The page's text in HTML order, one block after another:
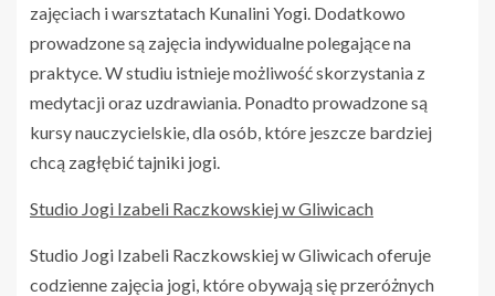
zajęciach i warsztatach Kunalini Yogi. Dodatkowo
prowadzone są zajęcia indywidualne polegające na
praktyce. W studiu istnieje możliwość skorzystania z
medytacji oraz uzdrawiania. Ponadto prowadzone są
kursy nauczycielskie, dla osób, które jeszcze bardziej
chcą zagłębić tajniki jogi.
Studio Jogi Izabeli Raczkowskiej w Gliwicach
Studio Jogi Izabeli Raczkowskiej w Gliwicach oferuje
codzienne zajęcia jogi, które obywają się przeróżnych